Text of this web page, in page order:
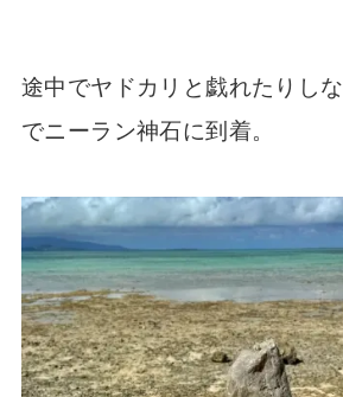
途中でヤドカリと戯れたりし
でニーラン神石に到着。